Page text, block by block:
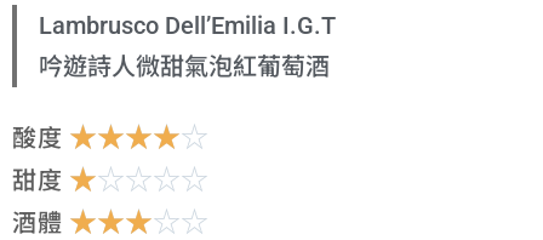
Lambrusco Dell’Emilia I.G.T
吟遊詩人微甜氣泡紅葡萄酒
酸度 ☆☆☆☆☆
甜度 ☆☆☆☆☆
酒體 ☆☆☆☆☆